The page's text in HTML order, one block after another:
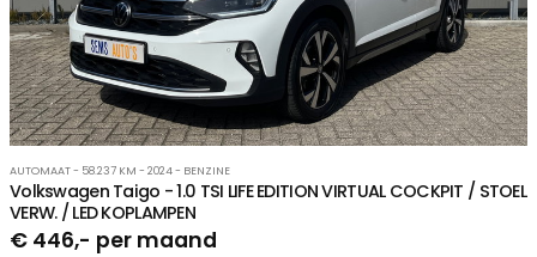
AUTOMAAT - 58.237 KM - 2024 - BENZINE
Volkswagen Taigo - 1.0 TSI LIFE EDITION VIRTUAL COCKPIT / STOEL
VERW. / LED KOPLAMPEN
€ 446,- per maand